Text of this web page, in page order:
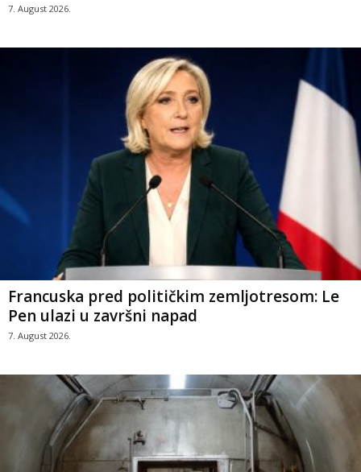
7. August 2026.
Francuska pred političkim zemljotresom: Le
Pen ulazi u završni napad
7. August 2026.